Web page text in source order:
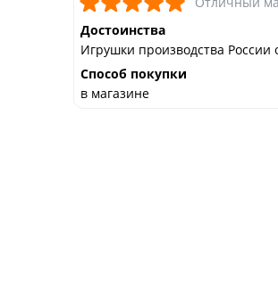
Достоинства
Игрушки производства
Способ покупки
в магазине